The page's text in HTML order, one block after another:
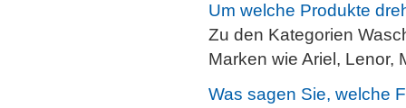
Um welche Produkte
Zu den Kategorien
Marken wie Ariel, Lenor,
Was sagen Sie, welche